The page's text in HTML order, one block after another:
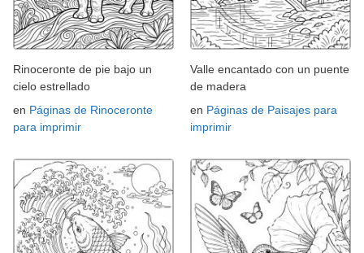
Rinoceronte de pie bajo un
cielo estrellado
en Páginas de Rinoceronte
para imprimir
Valle encantado con un puente
de madera
en Páginas de Paisajes para
imprimir